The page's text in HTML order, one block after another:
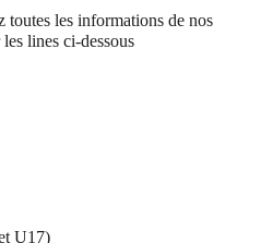
toutes les informations de nos
lines ci-dessous
U17)